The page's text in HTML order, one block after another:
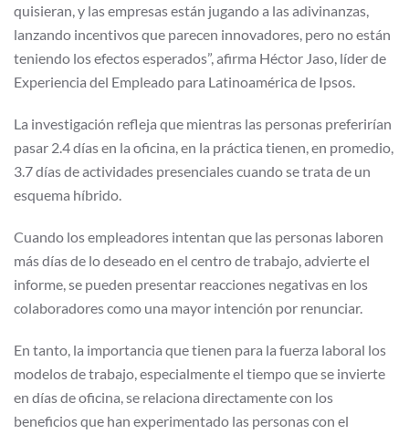
quisieran, y las empresas están jugando a las adivinanzas,
lanzando incentivos que parecen innovadores, pero no están
teniendo los efectos esperados”, afirma Héctor Jaso, líder de
Experiencia del Empleado para Latinoamérica de Ipsos.
La investigación refleja que mientras las personas preferirían
pasar 2.4 días en la oficina, en la práctica tienen, en promedio,
3.7 días de actividades presenciales cuando se trata de un
esquema híbrido.
Cuando los empleadores intentan que las personas laboren
más días de lo deseado en el centro de trabajo, advierte el
informe, se pueden presentar reacciones negativas en los
colaboradores como una mayor intención por renunciar.
En tanto, la importancia que tienen para la fuerza laboral los
modelos de trabajo, especialmente el tiempo que se invierte
en días de oficina, se relaciona directamente con los
beneficios que han experimentado las personas con el